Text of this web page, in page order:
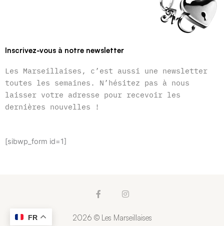
Inscrivez-vous à notre newsletter
Les Marseillaises, c’est aussi une newsletter
toutes les semaines. N’hésitez pas à nous
laisser votre adresse pour recevoir les
dernières nouvelles !
[sibwp_form id=1]
F
a
e
I
t
2026 © Les Marseillaises
FR